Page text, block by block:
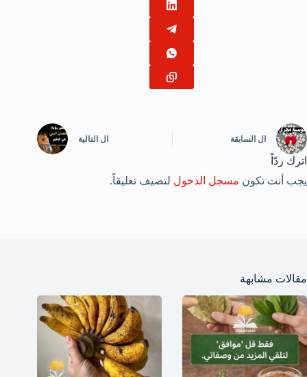
ال السابقة ال التالية
اترك ردّاً
يجب أنت تكون مسجل الدخول لتضيف تعليقاً.
مقالات مشابهة